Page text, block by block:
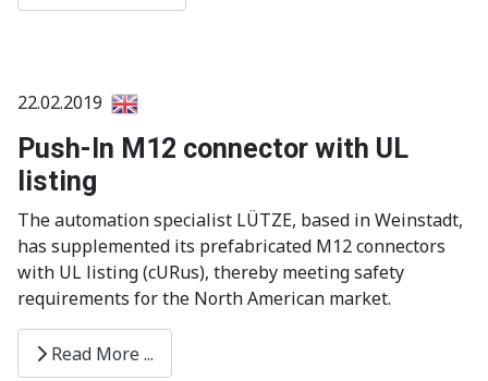
22.02.2019
Push-In M12 connector with UL
listing
The automation specialist LÜTZE, based in Weinstadt,
has supplemented its prefabricated M12 connectors
with UL listing (cURus), thereby meeting safety
requirements for the North American market.
Read More ...